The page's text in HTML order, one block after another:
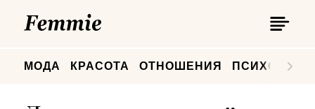
МОДА КРАСОТА ОТНОШЕНИЯ